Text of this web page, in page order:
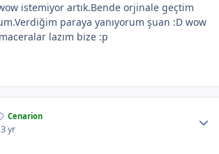
istemiyor artık.Bende orjinale geçtim
paraya yanıyorum şuan :D wow
lazım bize :p
Cenarion
yr